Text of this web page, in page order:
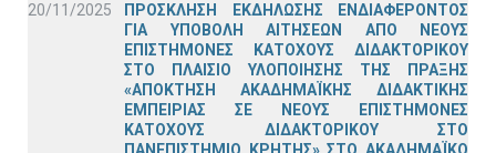
20/11/2025
ΠΡΟΣΚΛΗΣΗ ΕΚΔΗΛΩΣΗΣ ΕΝΔΙΑΦΕΡΟΝΤΟΣ
ΓΙΑ ΥΠΟΒΟΛΗ ΑΙΤΗΣΕΩΝ ΑΠΟ ΝΕΟΥΣ
ΕΠΙΣΤΗΜΟΝΕΣ ΚΑΤΟΧΟΥΣ ΔΙΔΑΚΤΟΡΙΚΟΥ
ΣΤΟ ΠΛΑΙΣΙΟ ΥΛΟΠΟΙΗΣΗΣ ΤΗΣ ΠΡΑΞΗΣ
«ΑΠΟΚΤΗΣΗ ΑΚΑΔΗΜΑΪΚΗΣ ΔΙΔΑΚΤΙΚΗΣ
ΕΜΠΕΙΡΙΑΣ ΣΕ ΝΕΟΥΣ ΕΠΙΣΤΗΜΟΝΕΣ
ΚΑΤΟΧΟΥΣ ΔΙΔΑΚΤΟΡΙΚΟΥ ΣΤΟ